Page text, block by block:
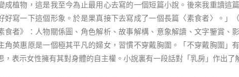
成植物，這是我至今為止最用心去寫的一個短篇小說。後來我重讀這
好寫一下這個形象。於是果真接下去寫成了一個長篇〈素食者〉。」
食者》：人物關係圖、角色解析、故事解構、意象解讀、文字鑒賞、
角英惠原是一個極其平凡的婦女，習慣不穿戴胸圍。「不穿戴胸圍」
，表示女性擁有其對身體的自主權。小說裏有一段話對「乳房」作出了